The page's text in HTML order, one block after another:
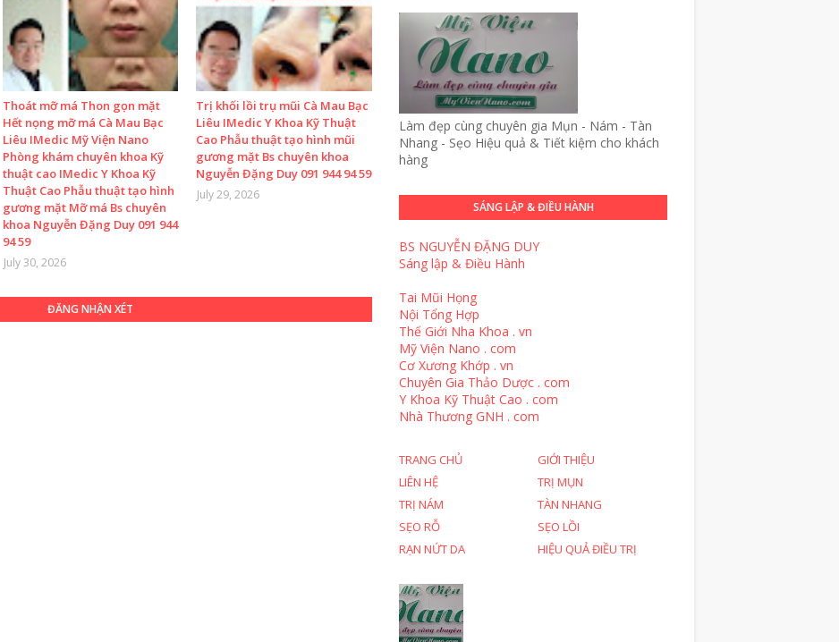
Thoát mỡ má Thon gọn mặt
Hết nọng mỡ má Cà Mau Bạc
Liêu IMedic Mỹ Viện Nano
Phòng khám chuyên khoa Kỹ
thuật cao IMedic Y Khoa Kỹ
Thuật Cao Phẫu thuật tạo hình
gương mặt Mỡ má Bs chuyên
khoa Nguyễn Đặng Duy 091 944
94 59
July 30, 2026
Trị khối lồi trụ mũi Cà Mau Bạc
Liêu IMedic Y Khoa Kỹ Thuật
Cao Phẫu thuật tạo hình mũi
gương mặt Bs chuyên khoa
Nguyễn Đặng Duy 091 944 94 59
July 29, 2026
ĐĂNG NHẬN XÉT
Làm đẹp cùng chuyên gia Mụn - Nám - Tàn
Nhang - Sẹo Hiệu quả & Tiết kiệm cho khách
hàng
SÁNG LẬP & ĐIỀU HÀNH
BS NGUYỄN ĐẶNG DUY
Sáng lập & Điều Hành
Tai Mũi Họng
Nội Tổng Hợp
Thế Giới Nha Khoa . vn
Mỹ Viện Nano . com
Cơ Xương Khớp . vn
Chuyên Gia Thảo Dược . com
Y Khoa Kỹ Thuật Cao . com
Nhà Thương GNH . com
TRANG CHỦ
GIỚI THIỆU
LIÊN HỆ
TRỊ MỤN
TRỊ NÁM
TÀN NHANG
SẸO RỖ
SẸO LỒI
RẠN NỨT DA
HIỆU QUẢ ĐIỀU TRỊ